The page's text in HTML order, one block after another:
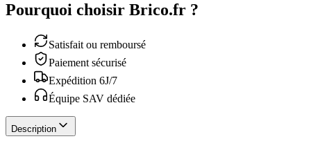
Pourquoi choisir Brico.fr ?
Satisfait ou remboursé
Paiement sécurisé
Expédition 6J/7
Équipe SAV dédiée
Description